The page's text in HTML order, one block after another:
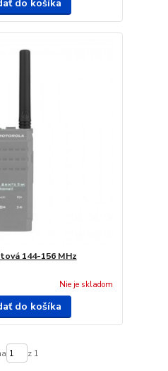
do košíka
144-156 MHz
Nie je skladom
do košíka
z 1